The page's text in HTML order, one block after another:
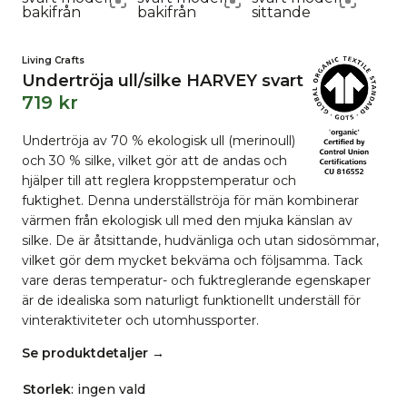
Living Crafts
Undertröja ull/silke HARVEY svart
719 kr
Undertröja av 70 % ekologisk ull (merinoull)
och 30 % silke, vilket gör att de andas och
hjälper till att reglera kroppstemperatur och
fuktighet. Denna underställströja för män kombinerar
värmen från ekologisk ull med den mjuka känslan av
silke. De är åtsittande, hudvänliga och utan sidosömmar,
vilket gör dem mycket bekväma och följsamma. Tack
vare deras temperatur- och fuktreglerande egenskaper
är de idealiska som naturligt funktionellt underställ för
vinteraktiviteter och utomhussporter.
Se produktdetaljer →
Storlek: ingen vald